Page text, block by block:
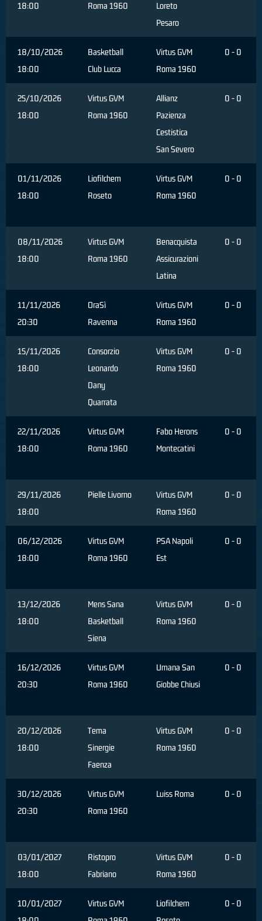
18:00
Roma 1960
Loreto
Pesaro
18/10/2026
18:00
Basketball
Club Lucca
Virtus GVM
Roma 1960
0 - 0
25/10/2026
18:00
Virtus GVM
Roma 1960
Allianz
Pazienza
Cestistica
San Severo
0 - 0
01/11/2026
18:00
Liofilchem
Roseto
Virtus GVM
Roma 1960
0 - 0
08/11/2026
18:00
Virtus GVM
Roma 1960
Benacquista
Assicurazioni
Latina
0 - 0
11/11/2026
20:30
OraSì
Ravenna
Virtus GVM
Roma 1960
0 - 0
15/11/2026
18:00
Consorzio
Leonardo
Dany
Quarrata
Virtus GVM
Roma 1960
0 - 0
22/11/2026
18:00
Virtus GVM
Roma 1960
Fabo Herons
Montecatini
0 - 0
29/11/2026
18:00
Pielle Livorno
Virtus GVM
Roma 1960
0 - 0
06/12/2026
18:00
Virtus GVM
Roma 1960
PSA Napoli
Est
0 - 0
13/12/2026
18:00
Mens Sana
Basketball
Siena
Virtus GVM
Roma 1960
0 - 0
16/12/2026
20:30
Virtus GVM
Roma 1960
Umana San
Giobbe Chiusi
0 - 0
20/12/2026
18:00
Tema
Sinergie
Faenza
Virtus GVM
Roma 1960
0 - 0
30/12/2026
20:30
Virtus GVM
Roma 1960
Luiss Roma 0 - 0
03/01/2027
18:00
Ristopro
Fabriano
Virtus GVM
Roma 1960
0 - 0
10/01/2027
Virtus GVM
Liofilchem
0 - 0